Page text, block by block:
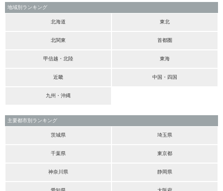
地域別ランキング
北海道 東北
北関東 首都圏
甲信越・北陸 東海
近畿 中国・四国
九州・沖縄
主要都市別ランキング
茨城県 埼玉県
千葉県 東京都
神奈川県 静岡県